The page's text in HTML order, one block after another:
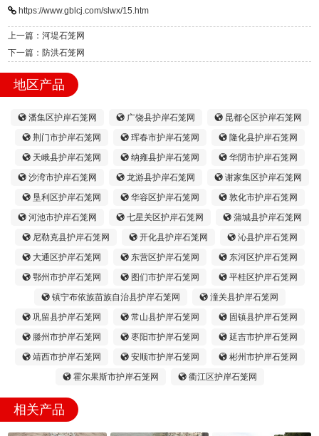
https://www.gblcj.com/slwx/15.htm
上一篇：河堤石笼网
下一篇：防洪石笼网
地区产品
潘集区护岸石笼网 广饶县护岸石笼网
昆都仑区护岸石笼网
荆门市护岸石笼网
珲春市护岸石笼网
隆化县护岸石笼网
天峨县护岸石笼网
纳雍县护岸石笼网
华阴市护岸石笼网
沙湾市护岸石笼网
龙游县护岸石笼网
谢家集区护岸石笼网
垦利区护岸石笼网
华容区护岸石笼网
敦化市护岸石笼网
河池市护岸石笼网
七星关区护岸石笼网
蒲城县护岸石笼网
尼勒克县护岸石笼网
开化县护岸石笼网
沁县护岸石笼网
大通区护岸石笼网
东营区护岸石笼网
东河区护岸石笼网
鄂州市护岸石笼网
图们市护岸石笼网
平桂区护岸石笼网
镇宁布依族苗族自治县护岸石笼网
潼关县护岸石笼网
巩留县护岸石笼网
常山县护岸石笼网
固镇县护岸石笼网
滕州市护岸石笼网
枣阳市护岸石笼网
延吉市护岸石笼网
靖西市护岸石笼网
安顺市护岸石笼网
彬州市护岸石笼网
霍尔果斯市护岸石笼网
衢江区护岸石笼网
相关产品